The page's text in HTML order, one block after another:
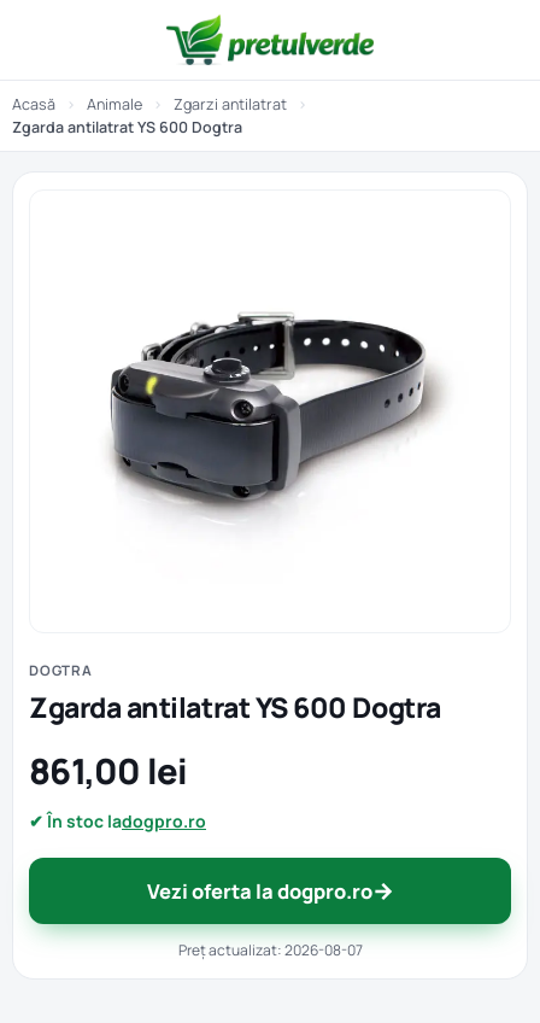
Acasă › Animale › Zgarzi antilatrat
›
Zgarda antilatrat YS 600 Dogtra
DOGTRA
Zgarda antilatrat YS 600 Dogtra
861,00 lei
✔ În stoc ladogpro.ro
Vezi oferta la dogpro.ro→
Preț actualizat: 2026-08-07